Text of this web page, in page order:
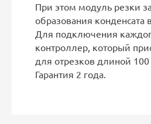
При этом модуль резки
образования конденсата
Для подключения
контроллер, который
для отрезков длиной
Гарантия 2 года.